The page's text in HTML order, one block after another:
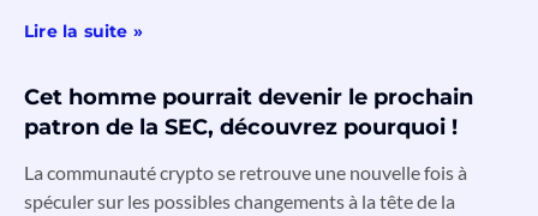
Lire la suite »
Cet homme pourrait devenir le prochain
patron de la SEC, découvrez pourquoi !
La communauté crypto se retrouve une nouvelle fois à
spéculer sur les possibles changements à la tête de la